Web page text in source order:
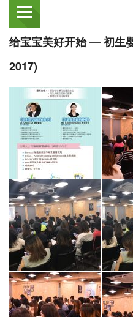
给宝宝美好开始 — 初生
2017)